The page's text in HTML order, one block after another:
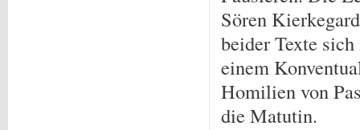
Sören
beider Texte
einem
Homilien von
die Matutin.